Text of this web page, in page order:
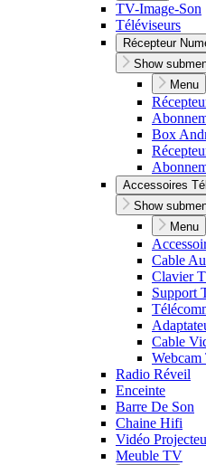
TV-Image-Son
Téléviseurs
Récepteur
Show
Menu
Box
Accessoires
Show
Menu
Cable
Clavier
Support
Cable
Radio Réveil
Enceinte
Barre De Son
Chaine Hifi
Vidéo
Meuble TV